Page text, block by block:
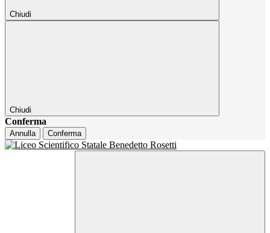
Chiudi
Chiudi
Conferma
Annulla Conferma